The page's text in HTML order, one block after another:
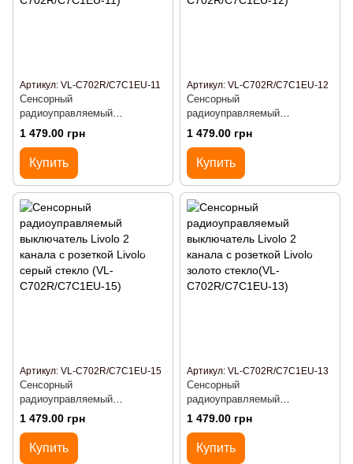
Артикул: VL-C702R/C7C1EU-11
Сенсорный
радиоуправляемый
выключатель Livolo 2 канала
с розеткой Livolo белый
стекло (VL-C702R/C7C1EU-11)
1 479.00 грн
Купить
Артикул: VL-C702R/C7C1EU-12
Сенсорный
радиоуправляемый
выключатель Livolo 2 канала
с розеткой Livolo черный
стекло(VL-C702R/C7C1EU-12)
1 479.00 грн
Купить
Артикул: VL-C702R/C7C1EU-15
Сенсорный
радиоуправляемый
выключатель Livolo 2 канала
с розеткой Livolo серый
стекло (VL-C702R/C7C1EU-15)
1 479.00 грн
Купить
Артикул: VL-C702R/C7C1EU-13
Сенсорный
радиоуправляемый
выключатель Livolo 2 канала
с розеткой Livolo золото
стекло(VL-C702R/C7C1EU-13)
1 479.00 грн
Купить